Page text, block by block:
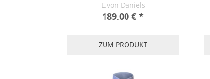
E.von Daniels
189,00 € *
ZUM PRODUKT